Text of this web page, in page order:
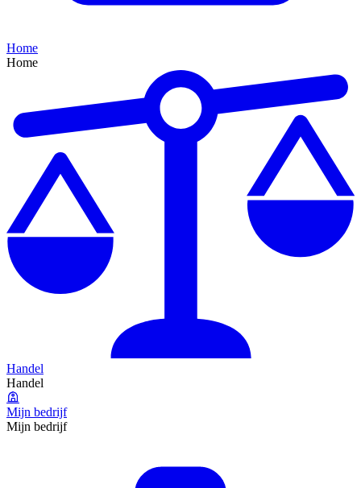
Home
Home
Handel
Handel
Mijn bedrijf
Mijn bedrijf